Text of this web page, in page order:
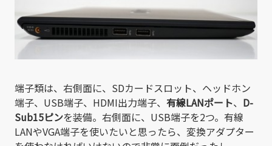
端子類は、右側面に、SDカードスロット、ヘッドホン
端子、USB端子、HDMI出力端子、 有線LANポート、 D-
Sub15ピンを装備。右側面に、USB端子を2つ。有線
LANやVGA端子を使いたいと思ったら、変換アダプター